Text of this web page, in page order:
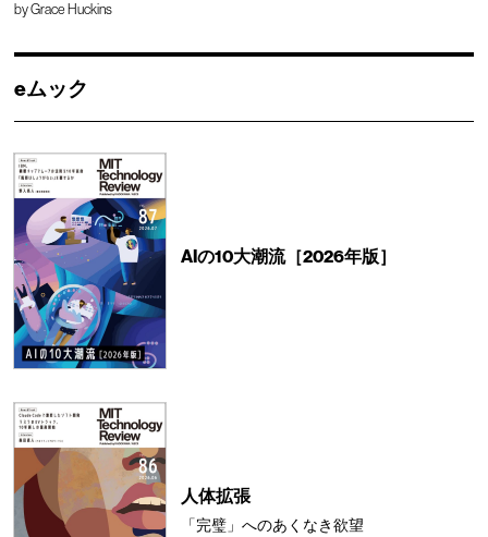
byGrace Huckins
eムック
AIの10大潮流［2026年版］
人体拡張
「完璧」へのあくなき欲望